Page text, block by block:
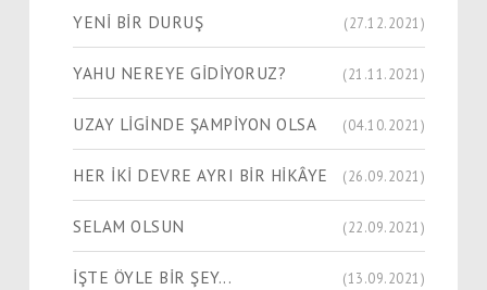
YENİ BİR DURUŞ (27.12.2021)
YAHU NEREYE GİDİYORUZ? (21.11.2021)
UZAY LİGİNDE ŞAMPİYON OLSA (04.10.2021)
HER İKİ DEVRE AYRI BİR HİKÂYE (26.09.2021)
SELAM OLSUN (22.09.2021)
İŞTE ÖYLE BİR ŞEY... (13.09.2021)